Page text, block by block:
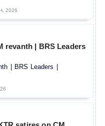
2026
| BRS Leaders
| BRS Leaders |